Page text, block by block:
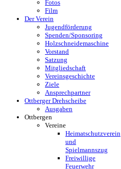
Fotos
Film
Der Verein
Jugendförderung
Spenden/Sponsoring
Holzschneidemaschine
Vorstand
Satzung
Mitgliedschaft
Vereinsgeschichte
Ziele
Ansprechpartner
Ottberger Drehscheibe
Ausgaben
Ottbergen
Vereine
Heimatschutzverein
und
Spielmannszug
Freiwillige
Feuerwehr